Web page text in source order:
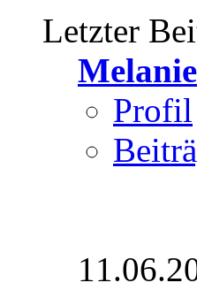
Letzter
Melanie
Profil